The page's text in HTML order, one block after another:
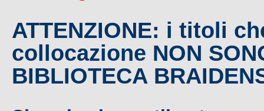
ATTENZIONE: i titoli
collocazione NON
BIBLIOTECA